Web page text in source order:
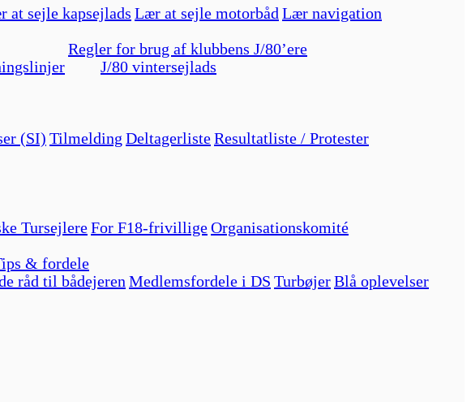
at sejle kapsejlads Lær at sejle motorbåd Lær navigation
Regler for brug af klubbens J/80’ere
J/80 vintersejlads
(SI) Tilmelding DeltagerlisteResultatliste / Protester
TursejlereFor F18-frivilligeOrganisationskomité
& fordele
råd til bådejeren Medlemsfordele i DS TurbøjerBlå oplevelser